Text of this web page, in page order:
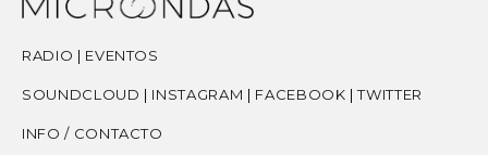
RADIO | EVENTOS
SOUNDCLOUD | INSTAGRAM | FACEBOOK |TWITTER
INFO / CONTACTO